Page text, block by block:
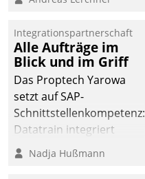
Integrationspartnerschaft
Alle Aufträge im
Blick und im Griff
Das Proptech Yarowa
setzt auf SAP-
Schnittstellenkompetenz:
Datatrain integriert
Yarowas Portal zur
Vergabe und Verwaltung
Nadja Hußmann